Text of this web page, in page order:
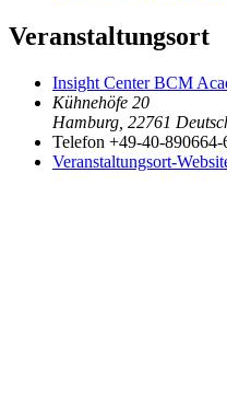
Veranstaltungsort
Insight Center BCM
Kühnehöfe 20
Hamburg 22761
Telefon +49-40-890664-
Veranstaltungsort-